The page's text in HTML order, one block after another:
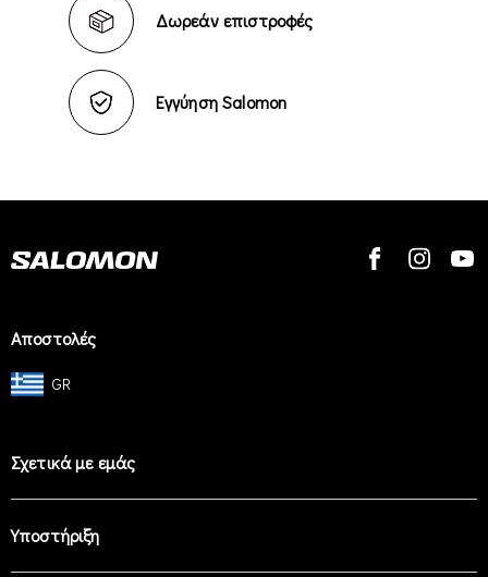
Δωρεάν επιστροφές
Εγγύηση Salomon
Αποστολές
GR
Σχετικά με εμάς
Υποστήριξη